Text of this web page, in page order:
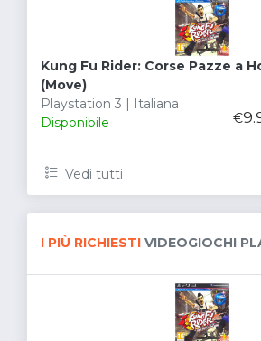
Kung Fu Rider: Corse Pazze a
(Move)
Playstation 3 | Italiana
Disponibile
€
Vedi tutti
I PIÙ RICHIESTI VIDEOGIOCHI